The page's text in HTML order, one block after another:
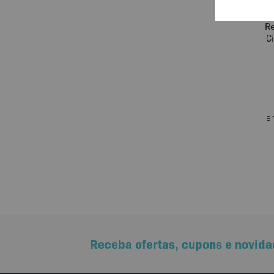
Receba ofertas, cupons e